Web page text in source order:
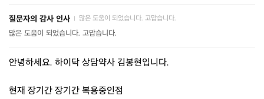
질문자의 감사 인사 많은 도움이 되었습니다. 고맙습니다.
많은 도움이 되었습니다. 고맙습니다.
안녕하세요. 하이닥 상담약사 김봉현입니다.
현재 장기간 장기간 복용중인점